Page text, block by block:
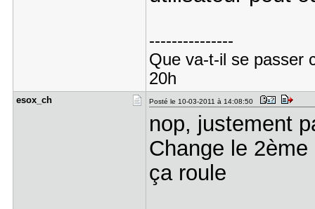
---------------
Que va-t-il se passer
20h
esox_ch Posté le 10-03-2011 à 14:08:50
nop, justement
Change le
ça roule